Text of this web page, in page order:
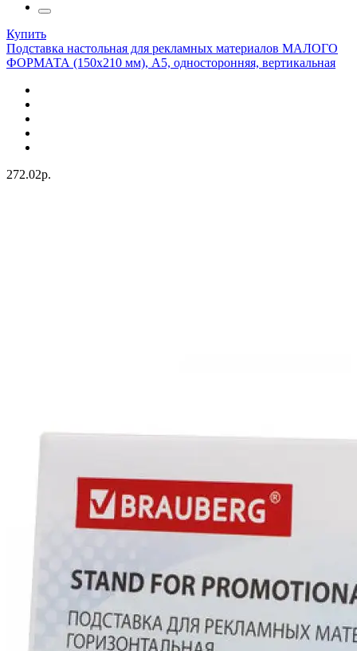
Купить
Подставка настольная для рекламных материалов МАЛОГО
ФОРМАТА (150х210 мм), А5, односторонняя, вертикальная
272.02р.